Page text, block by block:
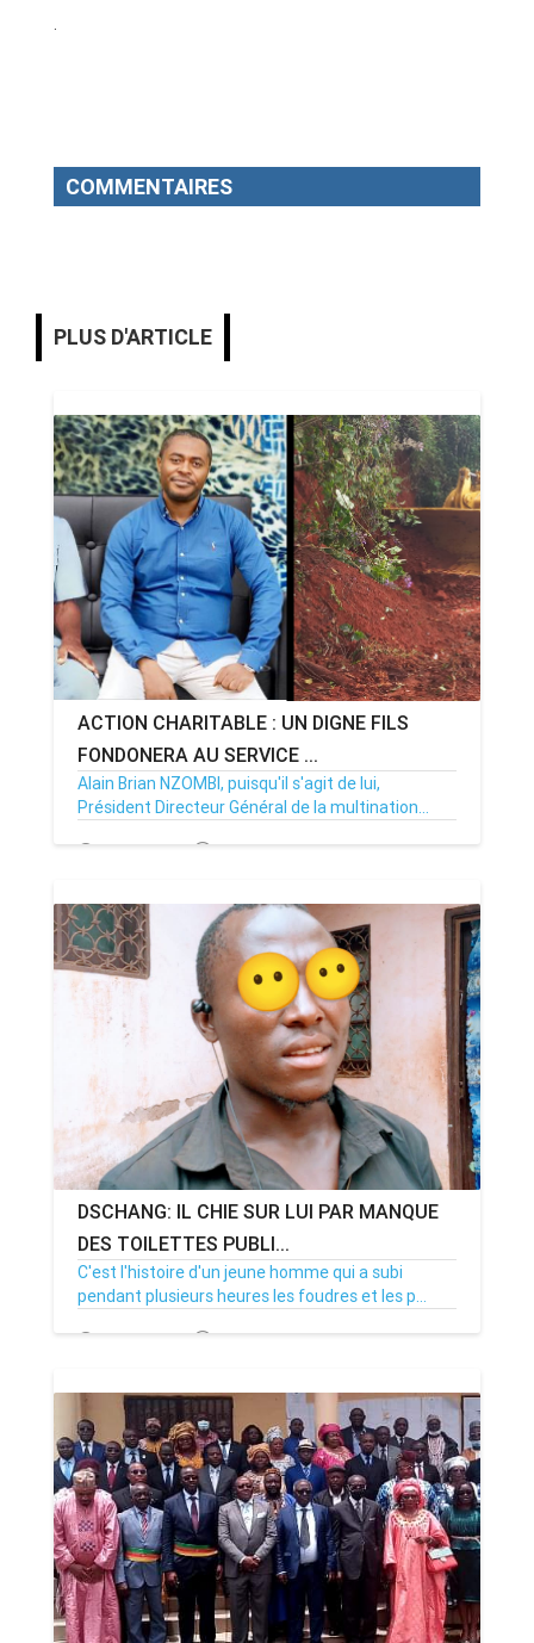
.
COMMENTAIRES
PLUS D'ARTICLE
ACTION CHARITABLE : UN DIGNE FILS
FONDONERA AU SERVICE ...
Alain Brian NZOMBI, puisqu'il s'agit de lui,
Président Directeur Général de la multination...
24/11/23 Par MenouActu 0
DSCHANG: IL CHIE SUR LUI PAR MANQUE
DES TOILETTES PUBLI...
C'est l'histoire d'un jeune homme qui a subi
pendant plusieurs heures les foudres et les p...
26/02/23 Par MenouActu 0